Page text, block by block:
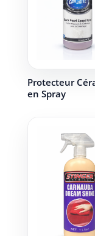
Protecteur
en Spray